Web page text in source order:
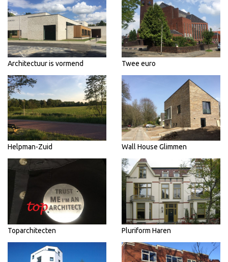
Architectuur is vormend Twee euro
Helpman-Zuid Wall House Glimmen
Toparchitecten Pluriform Haren